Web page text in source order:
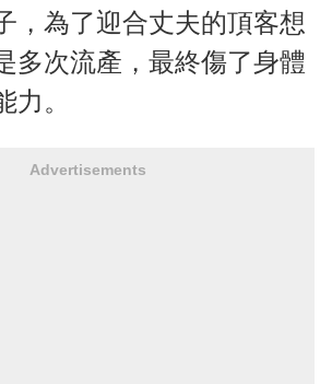
，為了迎合丈夫的頂客想
多次流產，最終傷了身體
力。
Advertisements